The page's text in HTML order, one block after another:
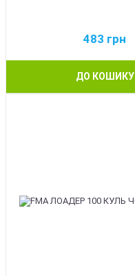
483 грн
ДО КОШИКУ